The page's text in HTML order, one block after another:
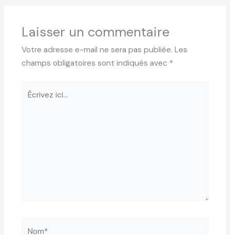
Laisser un commentaire
Votre adresse e-mail ne sera pas publiée. Les
champs obligatoires sont indiqués avec *
Écrivez
ici…